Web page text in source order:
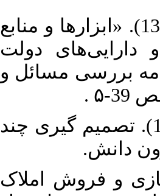
5. ثقفی علی، قربانپور فریدون (1397). «ابزار‌ها و منابع
دارایی‌های دولت
بررسی مسائل و
6. حبیبی،آرش و صنم آفریدی (1401). تصمیم گیری چند
دانش.
(۱۴۰۱). مولدسازی و فروش املاک